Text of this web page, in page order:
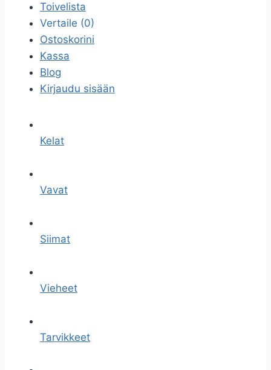
Toivelista
Vertaile (0)
Ostoskorini
Kassa
Blog
Kirjaudu sisään
Kelat
Vavat
Siimat
Vieheet
Tarvikkeet